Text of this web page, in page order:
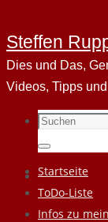
Steffen
Dies und Das,
Videos, Tipps
Suchen
nach:
Suchen
Zum
Inhalt
springen
Startseite
ToDo-Liste
Infos zu